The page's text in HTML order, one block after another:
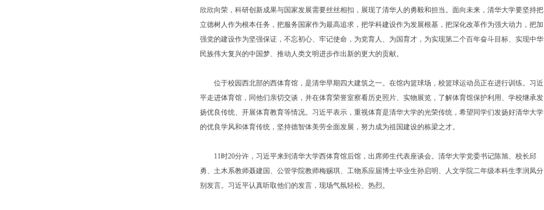
欣欣向荣，科研创新成果与国家发展需要丝丝相扣，展现了清华人的勇毅和担当。面向未来，清华大学要坚持把
立德树人作为根本任务，把服务国家作为最高追求，把学科建设作为发展根基，把深化改革作为强大动力，把加
强党的建设作为坚强保证，不忘初心、牢记使命，为党育人、为国育才，为实现第二个百年奋斗目标、实现中华
民族伟大复兴的中国梦、推动人类文明进步作出新的更大的贡献。
位于校园西北部的西体育馆，是清华早期四大建筑之一。在馆内篮球场，校篮球运动员正在进行训练。习近
平走进体育馆，同他们亲切交谈，并在体育荣誉室察看历史照片、实物展览，了解体育馆保护利用、学校继承发
扬优良传统、开展体育教育等情况。习近平表示，重视体育是清华大学的光荣传统，希望同学们发扬好清华大学
的优良学风和体育传统，坚持德智体美劳全面发展，努力成为祖国建设的栋梁之才。
11时20分许，习近平来到清华大学西体育馆后馆，出席师生代表座谈会。清华大学党委书记陈旭、校长邱
勇、土木系教师聂建国、公管学院教师梅赐琪、工物系应届博士毕业生孙启明、人文学院二年级本科生李润凤分
别发言。习近平认真听取他们的发言，现场气氛轻松、热烈。